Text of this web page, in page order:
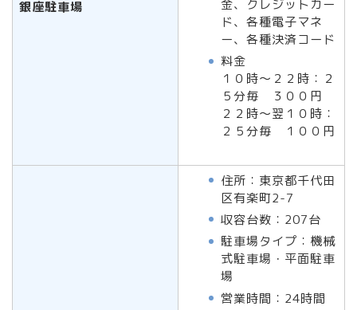
銀座駐車場
金、クレジットカー
ド、各種電子マネ
ー、各種決済コード
料金
１０時～２２時：２
５分毎 ３００円
２２時～翌１０時：
２５分毎 １００円
住所：東京都千代田
区有楽町2-7
収容台数：207台
駐車場タイプ：機械
式駐車場・平面駐車
場
営業時間：24時間